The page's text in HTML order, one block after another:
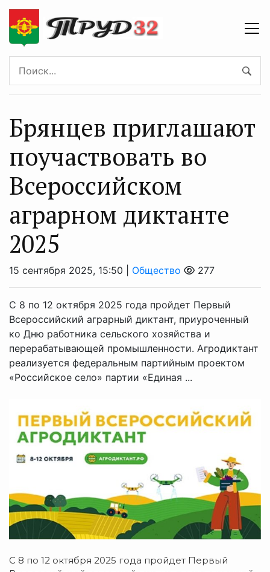
Брянцев приглашают
поучаствовать во
Всероссийском
аграрном диктанте
2025
15 сентября 2025, 15:50 | Общество 277
С 8 по 12 октября 2025 года пройдет Первый
Всероссийский аграрный диктант, приуроченный
ко Дню работника сельского хозяйства и
перерабатывающей промышленности. Агродиктант
реализуется федеральным партийным проектом
«Российское село» партии «Единая ...
С 8 по 12 октября 2025 года пройдет Первый